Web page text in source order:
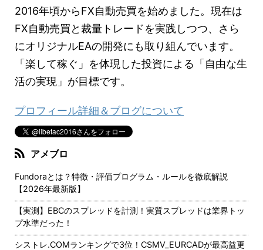
2016年頃からFX自動売買を始めました。現在は
FX自動売買と裁量トレードを実践しつつ、さら
にオリジナルEAの開発にも取り組んでいます。
「楽して稼ぐ」を体現した投資による「自由な生
活の実現」が目標です。
プロフィール詳細＆ブログについて
アメブロ
Fundoraとは？特徴・評価プログラム・ルールを徹底解説
【2026年最新版】
【実測】EBCのスプレッドを計測！実質スプレッドは業界トッ
プ水準だった！
シストレ.COMランキングで3位！CSMV_EURCADが最高益更